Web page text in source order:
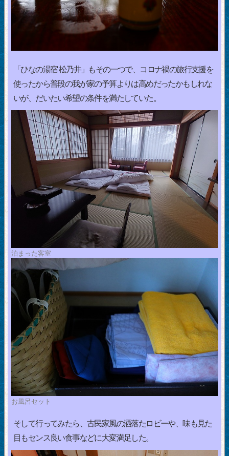
「ひなの湯宿 松乃井」もその一つで、コロナ禍の旅行支援を
使ったから普段の我が家の予算よりは高めだったかもしれな
いが、だいたい希望の条件を満たしていた。
泊まった客室
お風呂セット
そして行ってみたら、古民家風の洒落たロビーや、味も見た
目もセンス良い食事などに大変満足した。